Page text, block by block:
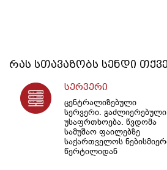
რას სთავაზობს სენდი
სერვერი
ცენტრალიზებული
სერვერი. გაძლიერებული
უსაფრთხოება. წვდომა
სამუშაო ფაილებზე
საქართველოს
წერტილიდან